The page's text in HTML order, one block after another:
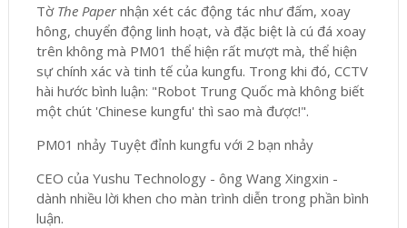
Tờ The Papernhận xét các động tác như đấm, xoay
hông, chuyển động linh hoạt, và đặc biệt là cú đá xoay
trên không mà PM01 thể hiện rất mượt mà, thể hiện
sự chính xác và tinh tế của kungfu. Trong khi đó, CCTV
hài hước bình luận: "Robot Trung Quốc mà không biết
một chút 'Chinese kungfu' thì sao mà được!".
PM01 nhảy Tuyệt đỉnh kungfu với 2 bạn nhảy
CEO của Yushu Technology - ông Wang Xingxin -
dành nhiều lời khen cho màn trình diễn trong phần bình
luận.